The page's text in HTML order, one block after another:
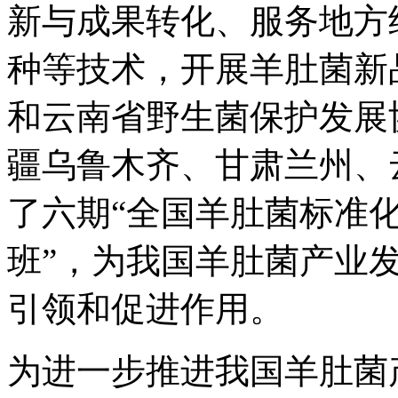
新与成果转化、服务地
种等技术，开展羊肚菌
和云南省野生菌保护发
疆乌鲁木齐、甘肃兰州
了六期“全国羊肚菌标准
班”，为我国羊肚菌产业
引领和促进作用。
为进一步推进我国羊肚